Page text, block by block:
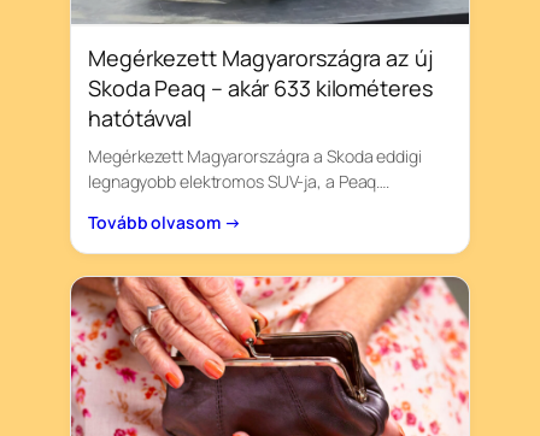
Megérkezett Magyarországra az új
Skoda Peaq – akár 633 kilométeres
hatótávval
Megérkezett Magyarországra a Skoda eddigi
legnagyobb elektromos SUV-ja, a Peaq….
Tovább olvasom →